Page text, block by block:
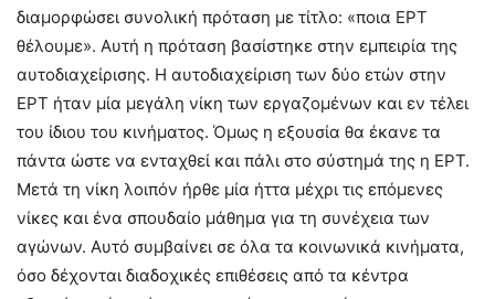
διαμορφώσει συνολική πρόταση με τίτλο: «ποια ΕΡΤ
θέλουμε». Αυτή η πρόταση βασίστηκε στην εμπειρία της
αυτοδιαχείρισης. Η αυτοδιαχείριση των δύο ετών στην
ΕΡΤ ήταν μία μεγάλη νίκη των εργαζομένων και εν τέλει
του ίδιου του κινήματος. Όμως η εξουσία θα έκανε τα
πάντα ώστε να ενταχθεί και πάλι στο σύστημά της η ΕΡΤ.
Μετά τη νίκη λοιπόν ήρθε μία ήττα μέχρι τις επόμενες
νίκες και ένα σπουδαίο μάθημα για τη συνέχεια των
αγώνων. Αυτό συμβαίνει σε όλα τα κοινωνικά κινήματα,
όσο δέχονται διαδοχικές επιθέσεις από τα κέντρα